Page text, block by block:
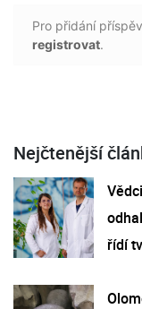
Pro přidání
registrovat.
Nejčtenější
řídí